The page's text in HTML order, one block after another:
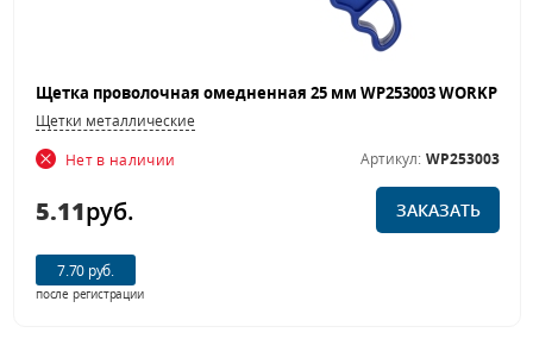
Щетки металлические
Нет в наличии
Артикул: WP253003
5.11руб. ЗАКАЗАТЬ
7.70 руб.
после регистрации